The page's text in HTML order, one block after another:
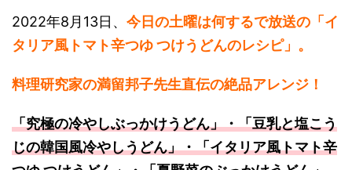
2022年8月13日、 今日の土曜は何するで放送の「イ
タリア風トマト辛つゆ つけうどんのレシピ」。
料理研究家の満留邦子先生直伝の絶品アレンジ！
「究極の冷やしぶっかけうどん」・「豆乳と塩こう
じの韓国風冷やしうどん」・「イタリア風トマト辛